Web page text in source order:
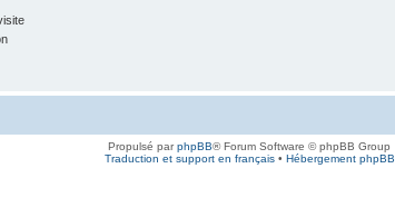
Propulsé parphpBB® Forum Software © phpBB Group
Traduction et support en français• Hébergement phpBB